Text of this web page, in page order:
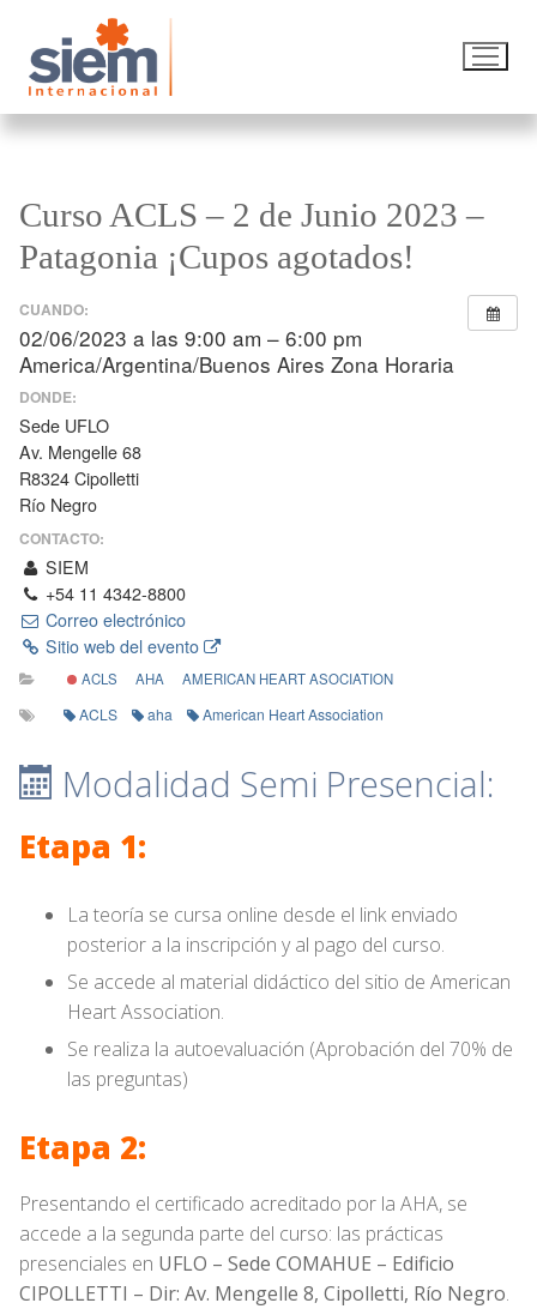
Curso ACLS – 2 de Junio 2023 –
Patagonia ¡Cupos agotados!
CUANDO:
02/06/2023 a las 9:00 am – 6:00 pm
America/Argentina/Buenos Aires Zona Horaria
DONDE:
Sede UFLO
Av. Mengelle 68
R8324 Cipolletti
Río Negro
CONTACTO:
SIEM
+54 11 4342-8800
Correo electrónico
Sitio web del evento
ACLS AHA AMERICAN HEART ASOCIATION
ACLS aha American Heart Association
Modalidad Semi Presencial:
Etapa 1:
La teoría se cursa online desde el link enviado
posterior a la inscripción y al pago del curso.
Se accede al material didáctico del sitio de American
Heart Association.
Se realiza la autoevaluación (Aprobación del 70% de
las preguntas)
Etapa 2:
Presentando el certificado acreditado por la AHA, se
accede a la segunda parte del curso: las prácticas
presenciales en UFLO – Sede COMAHUE – Edificio
CIPOLLETTI – Dir: Av. Mengelle 8, Cipolletti, Río Negro.